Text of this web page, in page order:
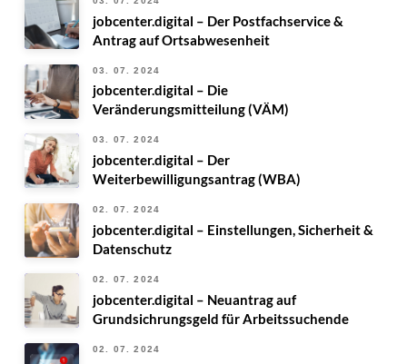
jobcenter.digital – Der Postfachservice &
Antrag auf Ortsabwesenheit
03. 07. 2024
jobcenter.digital – Die
Veränderungsmitteilung (VÄM)
03. 07. 2024
jobcenter.digital – Der
Weiterbewilligungsantrag (WBA)
02. 07. 2024
jobcenter.digital – Einstellungen, Sicherheit &
Datenschutz
02. 07. 2024
jobcenter.digital – Neuantrag auf
Grundsichrungsgeld für Arbeitssuchende
02. 07. 2024